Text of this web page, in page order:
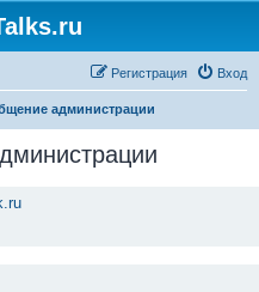
Вход
Регистрация
администрации